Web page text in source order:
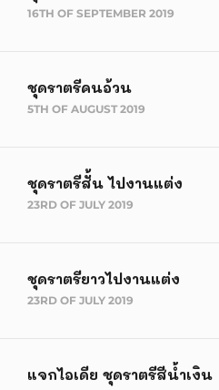
16TH OF SEPTEMBER 2019
ชุดราตรีคนอ้วน
5TH OF AUGUST 2019
ชุดราตรีสั้น ไปงานแต่ง
23RD OF JULY 2019
ชุดราตรียาวไปงานแต่ง
23RD OF JULY 2019
แจกไอเดีย ชุดราตรีสีน้ำเงิน